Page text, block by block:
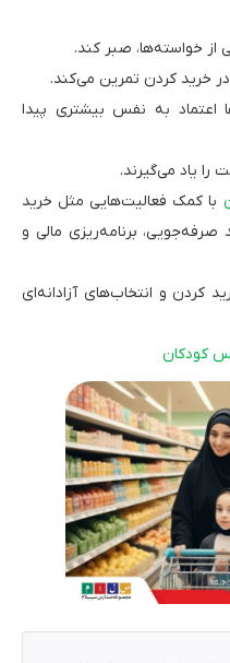
از خواسته‌ها، صبر کند.
خرید کردن تمرین می‌کند.
اعتماد به نفس بیشتری پیدا
را یاد می‌گیرند.
با کمک فعالیت‌هایی مثل خرید
صرفه‌جویی، برنامه‌ریزی مالی و
کردن و انتخاب‌های آزادانه‌ای
کودکان